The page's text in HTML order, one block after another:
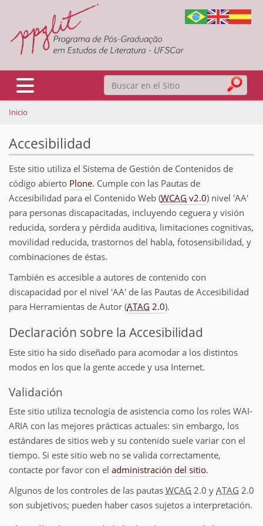
Buscar
Mostrar/Ocultar navegación
Inicio
Accesibilidad
Este sitio utiliza el Sistema de Gestión de Contenidos de
código abierto Plone. Cumple con las Pautas de
Accesibilidad para el Contenido Web (WCAG v2.0) nivel 'AA'
para personas discapacitadas, incluyendo ceguera y visión
reducida, sordera y pérdida auditiva, limitaciones cognitivas,
movilidad reducida, trastornos del habla, fotosensibilidad, y
combinaciones de éstas.
También es accesible a autores de contenido con
discapacidad por el nivel 'AA' de las Pautas de Accesibilidad
para Herramientas de Autor (ATAG 2.0).
Declaración sobre la Accesibilidad
Este sitio ha sido diseñado para acomodar a los distintos
modos en los que la gente accede y usa Internet.
Validación
Este sitio utiliza tecnología de asistencia como los roles WAI-
ARIA con las mejores prácticas actuales: sin embargo, los
estándares de sitios web y su contenido suele variar con el
tiempo. Si este sitio web no se valida correctamente,
contacte por favor con el administración del sitio.
Algunos de los controles de las pautasWCAG 2.0 yATAG 2.0
son subjetivos; pueden haber casos sujetos a interpretación.